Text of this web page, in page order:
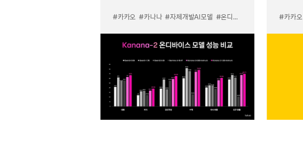
#카카오 #카나나 #자체개발AI모델 #온디바이스 #카카오